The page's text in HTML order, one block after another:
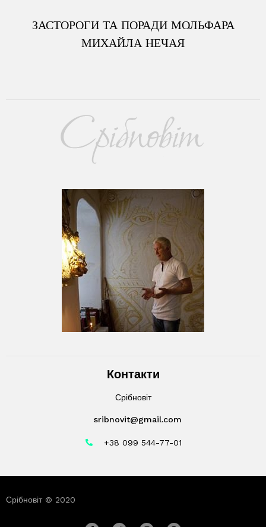
ЗАСТОРОГИ ТА ПОРАДИ МОЛЬФАРА
МИХАЙЛА НЕЧАЯ
Контакти
Срібновіт
sribnovit@gmail.com
+38 099 544-77-01
Срібновіт © 2020